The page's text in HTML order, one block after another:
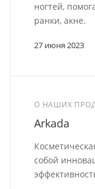
27 июня 2023
ногтей,
ранки, акне.
О НАШИХ
Arkada
собой